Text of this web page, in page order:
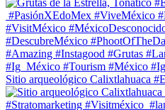
Sitio arqueológico Calixtlahuaca